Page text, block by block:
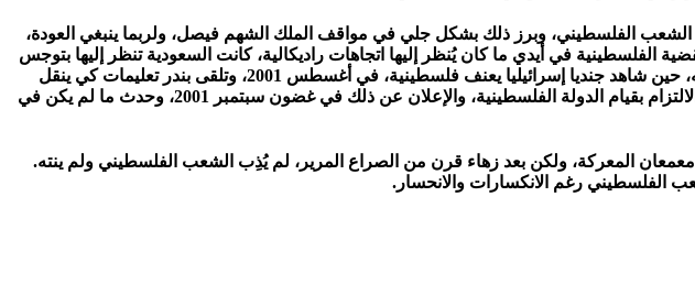
الفلسطيني، وبرز ذلك بشكل جلي في مواقف الملك الشهم فيصل، ولربما ينبغي العودة،
في أيدي ما كان يُنظر إليها اتجاهات راديكالية، كانت السعودية تنظر إليها بتوجس
شديد. ما ينبغي التذكير به مما أورده بوب وودوورد في الجزء الثالث، ما قام به ولي العهد السعودي حينها عبد الله، حين شاهد جنديا إسرائيليا يعنف فلسطينية، في أغسطس 2001، وتلقى بندر تعليمات كي ينقل
استياء السعودية من اصطفاف الإدارة الأمريكية مع شارن، واستطاعت السعودية أن تنتزع من الولايات المتحدة الالتزام بقيام الدولة الفلسطينية، والإعلان عن ذلك في غضون سبتمبر 2001، وحدث ما لم يكن في
المعركة، ولكن بعد زهاء قرن من الصراع المرير، لم يُذِب الشعب الفلسطيني ولم ينته.
الفلسطيني رغم الانكسارات والانحسار.